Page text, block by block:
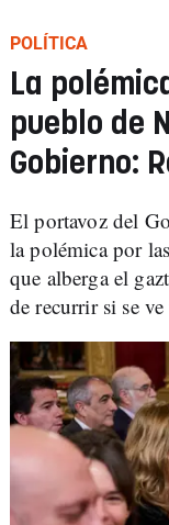
POLÍTICA
La
pueblo de
Gobierno:
El portavoz del
la polémica por
que alberga el
de recurrir si se